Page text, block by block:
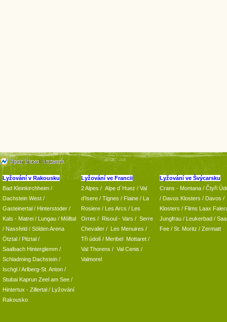
Lyžování v Rakousku
Bad Kleinkirchheim /
Dachstein West /
Gasteinertal / Hinterstoder /
Kals - Matrei / Lungau / Mölltal
/ Nassfeld / Sölden Arena
Ötztal / Pitztal /
Saalbach Hinterglemm /
Schladming Dachstein /
Ischgl /Arlberg-St. Anton /
Stubai Kaprun Zeel am See /
Hintertux - Zillertal / Lyžování
Rakousko
Lyžování ve Francii
2 Alpes / Alpe d´Huez / Val
d’Isere / Tignes / Flaine / La
Rosiere / Les Arcs / Les
Orres / Risoul - Vars / Serre
Chevalier / Les Menuires /
Tři údolí / Meribel Mottaret /
Val Thorens / Val Cenis /
Valmorel
Lyžování ve Švýcarsku
Crans - Montana / Čtyři
/ Davos Klosters / Davos /
Klosters / Flims Laax
Jungfrau / Leukerbad /
Fee / St. Moritz / Zermatt